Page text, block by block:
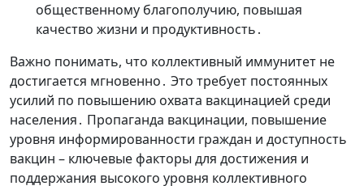
общественному благополучию, повышая
качество жизни и продуктивность․
Важно понимать, что коллективный иммунитет не
достигается мгновенно․ Это требует постоянных
усилий по повышению охвата вакцинацией среди
населения․ Пропаганда вакцинации, повышение
уровня информированности граждан и доступность
вакцин – ключевые факторы для достижения и
поддержания высокого уровня коллективного